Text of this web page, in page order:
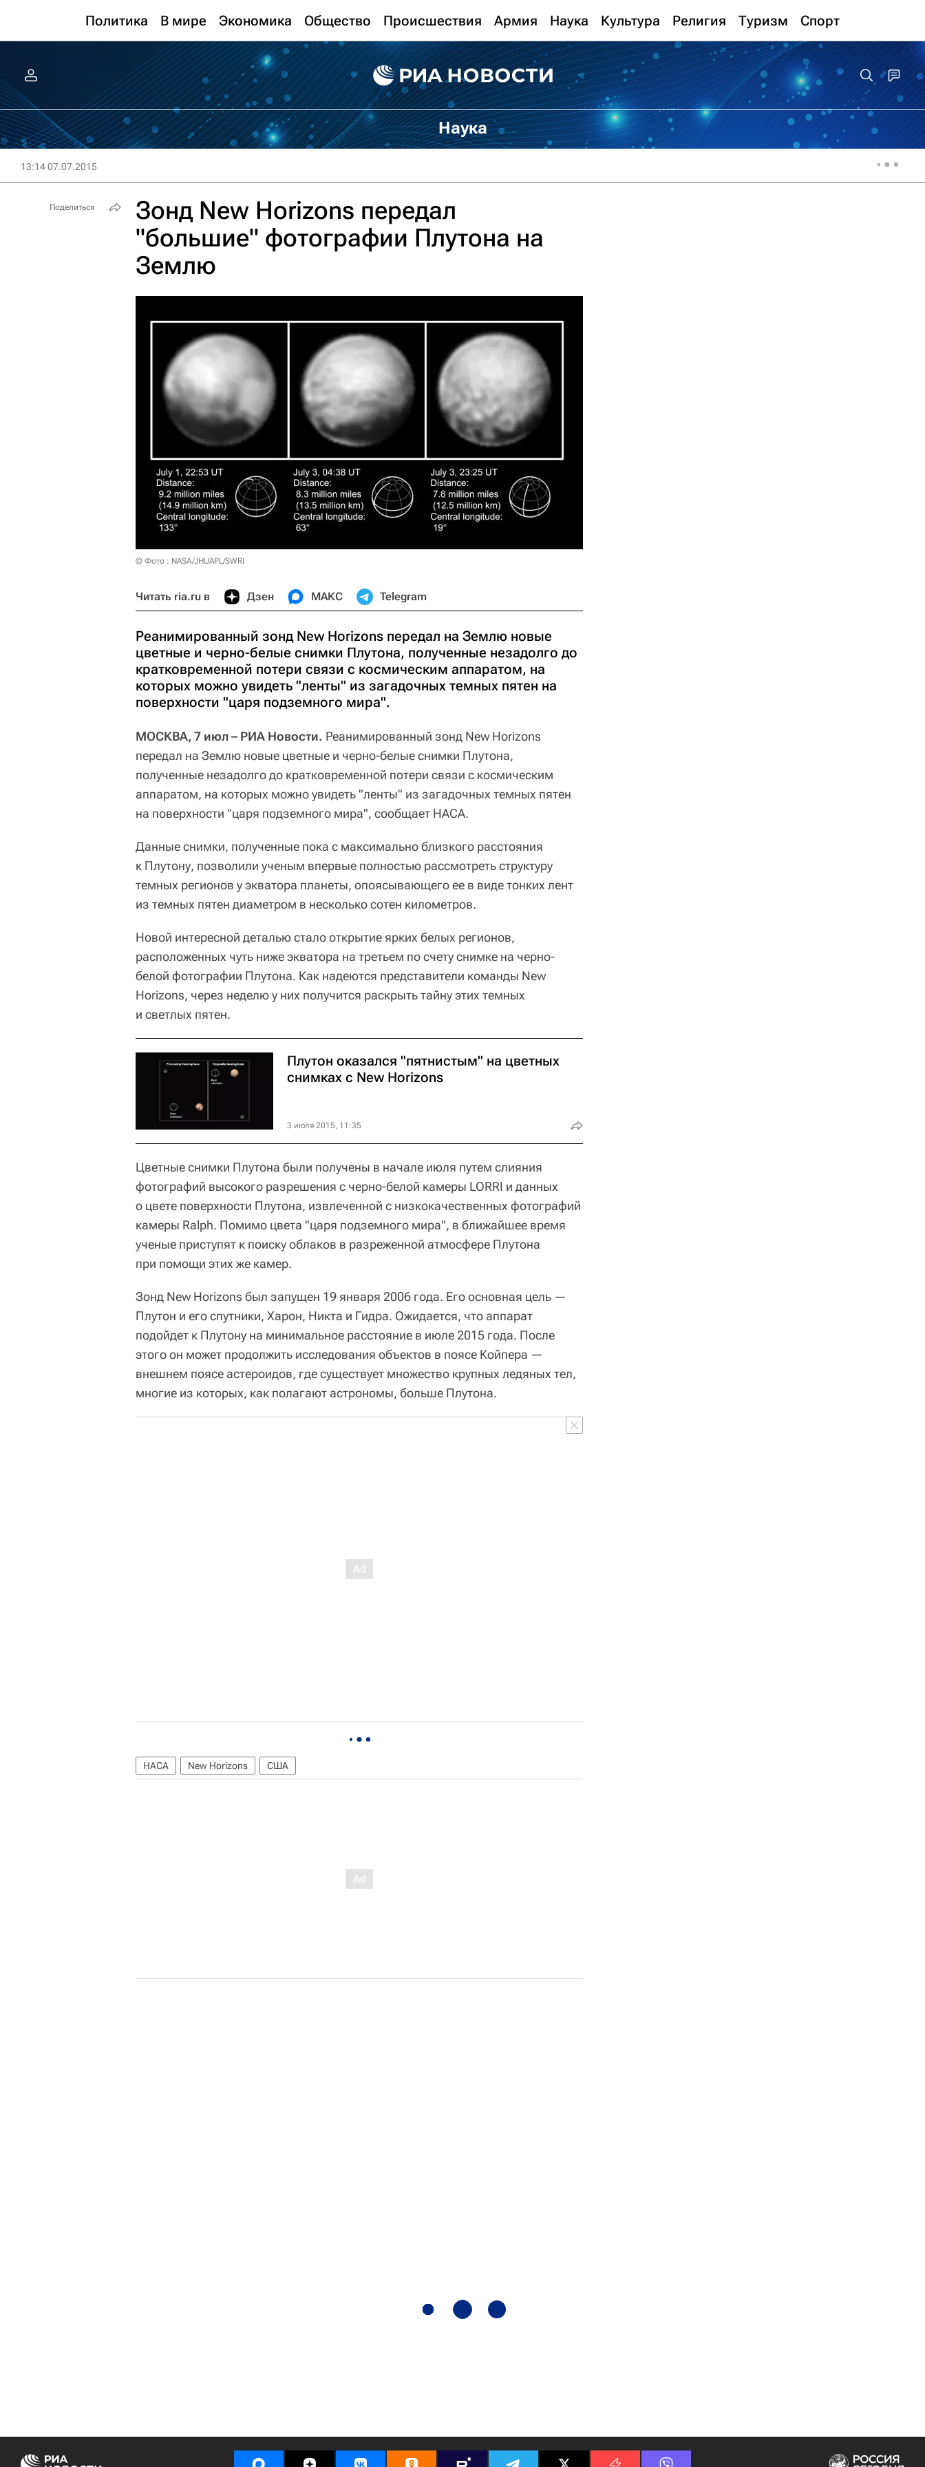
Политика В мире Экономика Общество Происшествия Армия Наука Культура Религия Туризм Спорт
Наука
13:14 07.07.2015
Зонд New Horizons передал
"большие" фотографии Плутона на
Землю
© Фото : NASA/JHUAPL/SWRI
Читать ria.ru в Дзен МАКС Telegram
Реанимированный зонд New Horizons передал на Землю новые
цветные и черно-белые снимки Плутона, полученные незадолго до
кратковременной потери связи с космическим аппаратом, на
которых можно увидеть "ленты" из загадочных темных пятен на
поверхности "царя подземного мира".
МОСКВА, 7 июл – РИА Новости. Реанимированный зонд New Horizons
передал на Землю новые цветные и черно-белые снимки Плутона,
полученные незадолго до кратковременной потери связи с космическим
аппаратом, на которых можно увидеть "ленты" из загадочных темных пятен
на поверхности "царя подземного мира", сообщает НАСА.
Данные снимки, полученные пока с максимально близкого расстояния
к Плутону, позволили ученым впервые полностью рассмотреть структуру
темных регионов у экватора планеты, опоясывающего ее в виде тонких лент
из темных пятен диаметром в несколько сотен километров.
Новой интересной деталью стало открытие ярких белых регионов,
расположенных чуть ниже экватора на третьем по счету снимке на черно-
белой фотографии Плутона. Как надеются представители команды New
Horizons, через неделю у них получится раскрыть тайну этих темных
и светлых пятен.
Плутон оказался "пятнистым" на цветных
снимках с New Horizons
3 июля 2015, 11:35
Цветные снимки Плутона были получены в начале июля путем слияния
фотографий высокого разрешения с черно-белой камеры LORRI и данных
о цвете поверхности Плутона, извлеченной с низкокачественных фотографий
камеры Ralph. Помимо цвета "царя подземного мира", в ближайшее время
ученые приступят к поиску облаков в разреженной атмосфере Плутона
при помощи этих же камер.
Зонд New Horizons был запущен 19 января 2006 года. Его основная цель —
Плутон и его спутники, Харон, Никта и Гидра. Ожидается, что аппарат
подойдет к Плутону на минимальное расстояние в июле 2015 года. После
этого он может продолжить исследования объектов в поясе Койпера —
внешнем поясе астероидов, где существует множество крупных ледяных тел,
многие из которых, как полагают астрономы, больше Плутона.
НАСА New Horizons США
Поделиться